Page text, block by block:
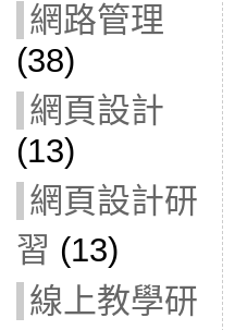
網路管理
(38)
網頁設計
(13)
網頁設計研
習 (13)
線上教學研